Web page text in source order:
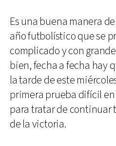
Es una buena manera
año futbolístico que se
complicado y con
bien, fecha a fecha hay
la tarde de este
primera prueba difícil
para tratar de continuar
de la victoria.